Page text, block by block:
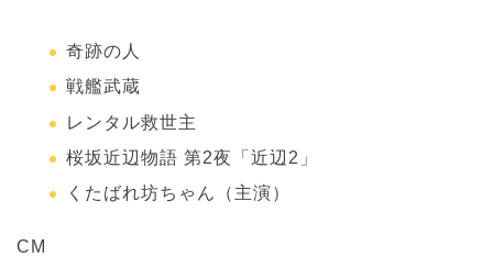
奇跡の人
戦艦武蔵
レンタル救世主
桜坂近辺物語 第2夜「近辺2」
くたばれ坊ちゃん（主演）
CM